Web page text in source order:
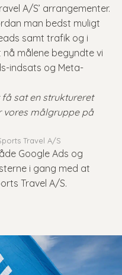
A/S’ arrangementer.
man bedst muligt
samt trafik og i
nå målene begyndte vi
indsats og Meta-
sat en struktureret
vores målgruppe på
Travel A/S
Google Ads og
i gang med at
Travel A/S.